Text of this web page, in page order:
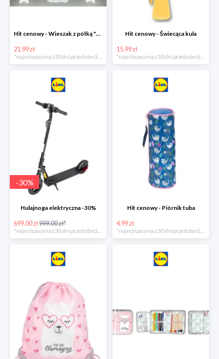
Hit cenowy - Wieszak z półką "Miś"
21.99 zł
*najniższa cena z 30 dni przed obniżką
Hit cenowy - Świecąca kula
15.99 zł
*najniższa cena z 30 dni przed obniżką
-30%
Hulajnoga elektryczna -30%
699.00 zł999.00 zł*
Hit cenowy - Piórnik tuba
4.99 zł